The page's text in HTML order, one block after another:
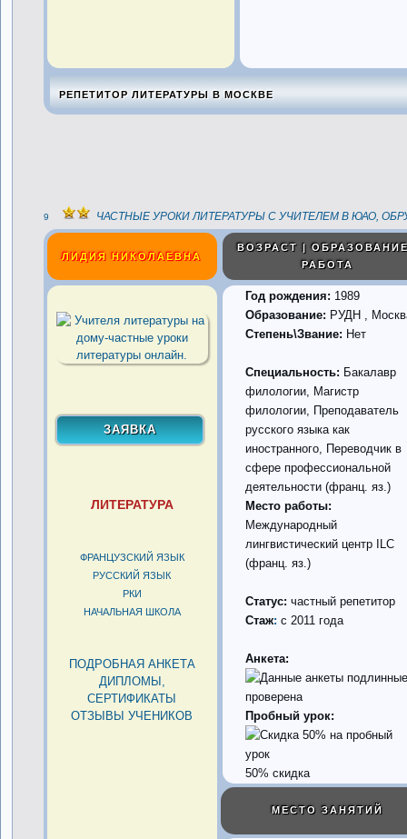
РЕПЕТИТОР ЛИТЕРАТУРЫ В МОСКВЕ
9 ЧАСТНЫЕ УРОКИ ЛИТЕРАТУРЫ С УЧИТЕЛЕМ В ЮАО,
ЛИДИЯ НИКОЛАЕВНА
ВОЗРАСТ |
РАБОТА
ЛИТЕРАТУРА
ФРАНЦУЗСКИЙ ЯЗЫК
РУССКИЙ ЯЗЫК
РКИ
НАЧАЛЬНАЯ ШКОЛА
ПОДРОБНАЯ АНКЕТА
ДИПЛОМЫ,
СЕРТИФИКАТЫ
ОТЗЫВЫ УЧЕНИКОВ
Год рождения: 1989
Образование: РУДН ,
Степень\Звание: Нет
Специальность: Бакалавр
филологии, Магистр
филологии, Преподаватель
русского языка как
иностранного, Переводчик в
сфере профессиональной
деятельности (франц. яз.)
Место работы:
Международный
лингвистический центр ILC
(франц. яз.)
Статус: частный репетитор
Стаж: с 2011 года
Анкета:
проверена
Пробный урок:
50% скидка
МЕСТО ЗАНЯТИЙ